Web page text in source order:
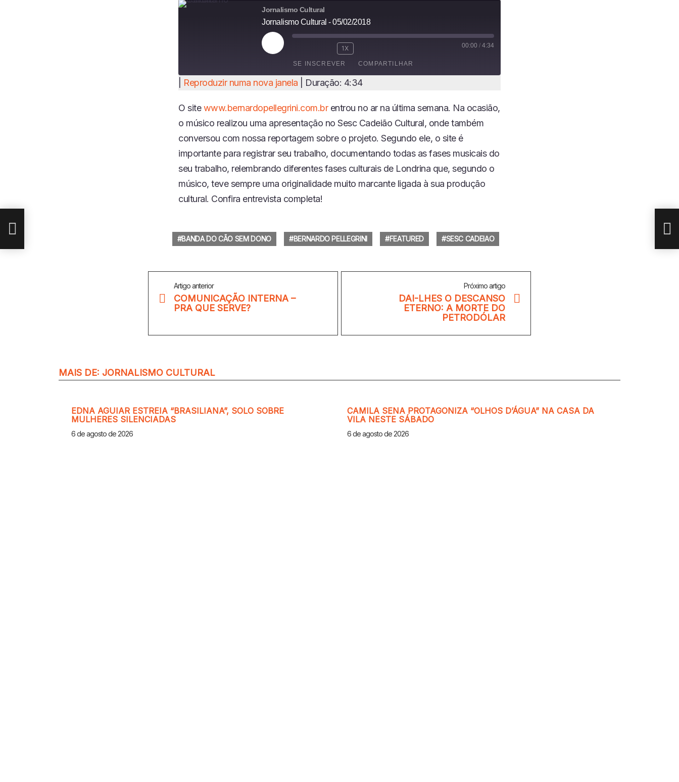
Jornalismo Cultural
Jornalismo Cultural - 05/02/2018
R
O
U
I
R
P
I
Ó
D
1X 00:00 / 4:34
SE INSCREVER COMPARTILHAR
FEED RSS
INCORPO
RAR
Reproduzir numa nova janela Duração: 4:34
O sitewww.bernardopellegrini.com.brentrou no ar na última semana. Na ocasião,
o músico realizou uma apresentação no Sesc Cadeião Cultural, onde também
conversou com nossa reportagem sobre o projeto. Segundo ele, o site é
importante para registrar seu trabalho, documentando todas as fases musicais do
seu trabalho, relembrando diferentes fases culturais de Londrina que, segundo o
músico, teve sempre uma originalidade muito marcante ligada à sua produção
cultural. Confira entrevista completa!
BANDA DO CÃO SEM DONO BERNARDO PELLEGRINI FEATURED SESC CADEIAO
Artigo anterior
COMUNICAÇÃO INTERNA –
PRA QUE SERVE?
Próximo artigo
DAI-LHES O DESCANSO
ETERNO: A MORTE DO
PETRODÓLAR
MAIS DE: JORNALISMO CULTURAL
EDNA AGUIAR ESTREIA “BRASILIANA”, SOLO SOBRE
MULHERES SILENCIADAS
6 de agosto de 2026
CAMILA SENA PROTAGONIZA “OLHOS D’ÁGUA” NA CASA DA
VILA NESTE SÁBADO
6 de agosto de 2026